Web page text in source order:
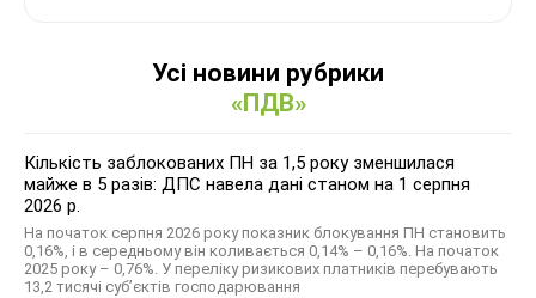
Усі новини рубрики
«ПДВ»
Кількість заблокованих ПН за 1,5 року зменшилася
майже в 5 разів: ДПС навела дані станом на 1 серпня
2026 р.
На початок серпня 2026 року показник блокування ПН становить
0,16%, і в середньому він коливається 0,14% – 0,16%. На початок
2025 року – 0,76%. У переліку ризикових платників перебувають
13,2 тисячі суб’єктів господарювання